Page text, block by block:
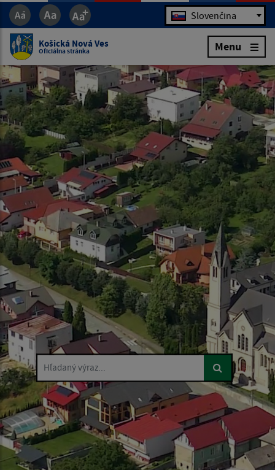
Jazyk Slovenčina
Košická Nová Ves
Oficiálna stránka Menu
Hľadaný výraz...